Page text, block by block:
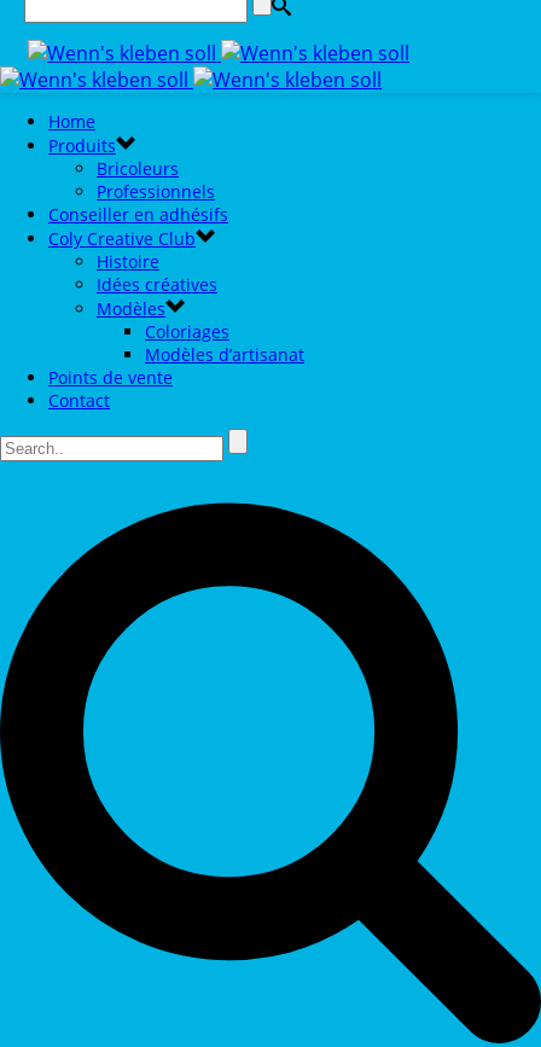
Home
Produits
Bricoleurs
Professionnels
Conseiller en adhésifs
Coly Creative Club
Histoire
Idées créatives
Modèles
Coloriages
Modèles d’artisanat
Points de vente
Contact